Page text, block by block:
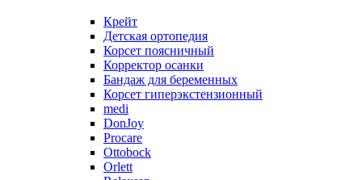
Крейт
Детская ортопедия
Корсет поясничный
Корректор осанки
Бандаж для беременных
Корсет гиперэкстензионный
medi
DonJoy
Procare
Ottobock
Orlett